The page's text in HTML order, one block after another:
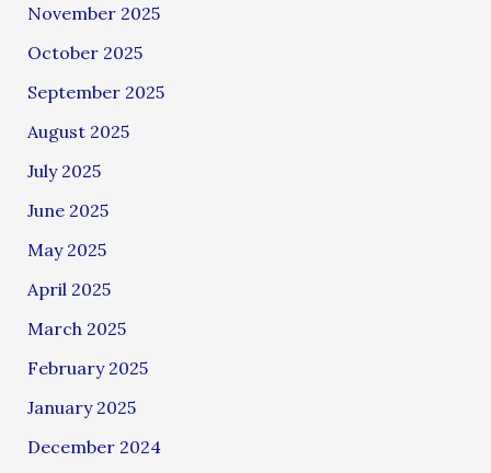
November 2025
October 2025
September 2025
August 2025
July 2025
June 2025
May 2025
April 2025
March 2025
February 2025
January 2025
December 2024